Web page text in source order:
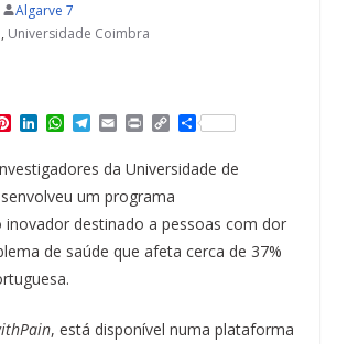
Algarve 7
, Universidade Coimbra
P
t
e
r
e
s
t
L
n
k
e
d
I
n
W
h
a
t
s
A
p
p
T
e
e
g
r
a
m
E
m
a
i
l
P
i
n
t
C
o
p
y
L
i
n
k
S
h
a
r
da Universidade de
um programa
inovador destinado a pessoas com dor
de saúde que afeta cerca de 37%
, está disponível numa plataforma